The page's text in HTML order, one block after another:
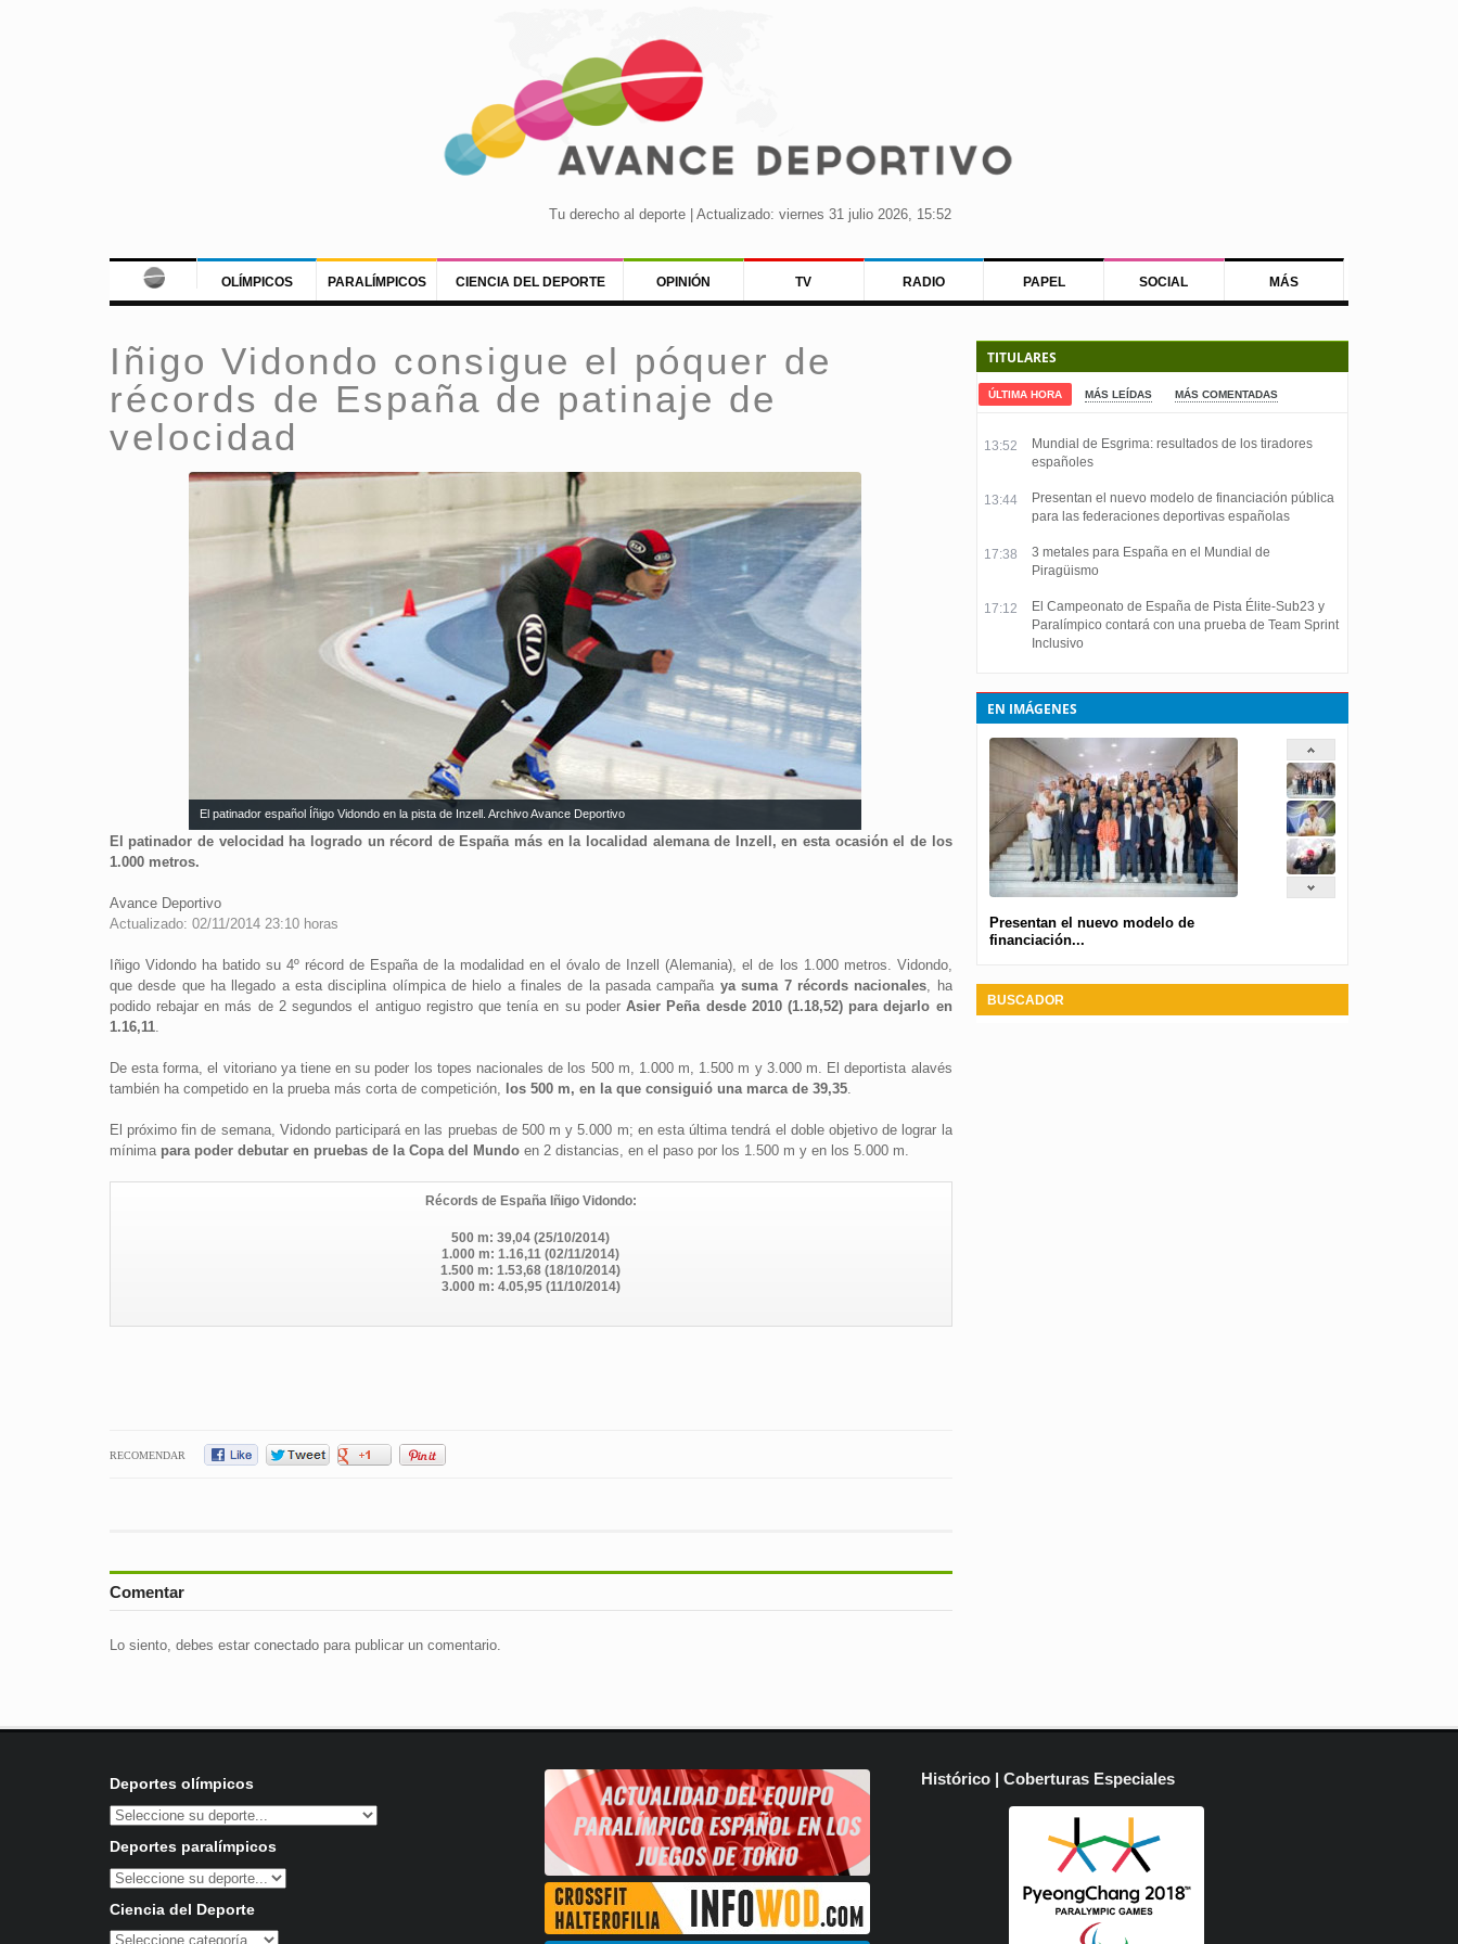
Tu derecho al deporte | Actualizado: viernes 31 julio 2026, 15:52
OLÍMPICOS PARALÍMPICOS CIENCIA DEL DEPORTE OPINIÓN TV RADIO PAPEL SOCIAL MÁS
Iñigo Vidondo consigue el póquer de
récords de España de patinaje de
velocidad
El patinador español Íñigo Vidondo en la pista de Inzell. Archivo Avance Deportivo
El patinador de velocidad ha logrado un récord de España más en la localidad alemana de Inzell, en esta ocasión el de los
1.000 metros.
Avance Deportivo
Actualizado: 02/11/2014 23:10 horas
Iñigo Vidondo ha batido su 4º récord de España de la modalidad en el óvalo de Inzell (Alemania), el de los 1.000 metros. Vidondo,
que desde que ha llegado a esta disciplina olímpica de hielo a finales de la pasada campañaya suma 7 récords nacionales, ha
podido rebajar en más de 2 segundos el antiguo registro que tenía en su poderAsier Peña desde 2010 (1.18,52) para dejarlo en
1.16,11.
De esta forma, el vitoriano ya tiene en su poder los topes nacionales de los 500 m, 1.000 m, 1.500 m y 3.000 m. El deportista alavés
también ha competido en la prueba más corta de competición, los 500 m, en la que consiguió una marca de 39,35.
El próximo fin de semana, Vidondo participará en las pruebas de 500 m y 5.000 m; en esta última tendrá el doble objetivo de lograr la
mínima para poder debutar en pruebas de la Copa del Mundoen 2 distancias, en el paso por los 1.500 m y en los 5.000 m.
Récords de España Iñigo Vidondo:
500 m: 39,04 (25/10/2014)
1.000 m: 1.16,11 (02/11/2014)
1.500 m: 1.53,68 (18/10/2014)
3.000 m: 4.05,95 (11/10/2014)
RECOMENDAR
Comentar
Lo siento, debes estar conectadopara publicar un comentario.
TITULARES
ÚLTIMA HORA MÁS LEÍDAS MÁS COMENTADAS
13:52
Mundial de Esgrima: resultados de los tiradores
españoles
13:44
Presentan el nuevo modelo de financiación pública
para las federaciones deportivas españolas
17:38
3 metales para España en el Mundial de
Piragüismo
17:12
El Campeonato de España de Pista Élite-Sub23 y
Paralímpico contará con una prueba de Team Sprint
Inclusivo
EN IMÁGENES
Presentan el nuevo modelo de
financiación...
BUSCADOR
Deportes olímpicos
Deportes paralímpicos
Ciencia del Deporte
Histórico | Coberturas Especiales